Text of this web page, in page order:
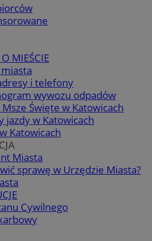
MIEŚCIE
i telefony
wywozu odpadów
Święte w Katowicach
jazdy w Katowicach
Katowicach
Miasta
sprawę w Urzędzie Miasta?
Cywilnego